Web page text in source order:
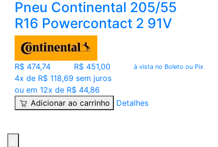
Pneu Continental 205/55
R16 Powercontact 2 91V
R$ 474,74 R$ 451,00 à vista no Boleto ou Pix
4x de R$ 118,69 sem juros
ou em 12x de R$ 44,86
Adicionar ao carrinho
Detalhes